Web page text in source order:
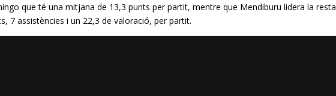
que té una mitjana de 13,3 punts per partit, mentre que Mendiburu lidera la resta
7 assistències i un 22,3 de valoració, per partit.